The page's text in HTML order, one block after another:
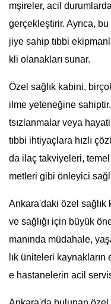
mşireler, acil
gerçekleştirir. Ayrıca,
jiye sahip tıbbi
kli olanakları sunar.
Özel sağlık kabini,
ilme yeteneğine
tsızlanmalar veya
tıbbi ihtiyaçlara hızlı
da ilaç takviyeleri, temel
metleri gibi önleyici
Ankara'daki özel sağlık
ve sağlığı için büyük
manında müdahale,
lık üniteleri kaynakların
e hastanelerin acil